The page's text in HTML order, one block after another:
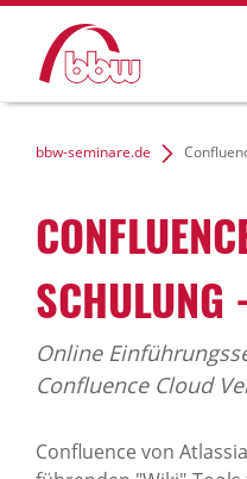
Weiterbildung
Förderungen
Projekte
Über uns
bbw-seminare.de
SCHULUNG
Online
Confluence Cloud
Confluence von